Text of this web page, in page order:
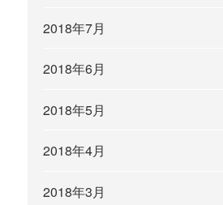
2018年7月
2018年6月
2018年5月
2018年4月
2018年3月